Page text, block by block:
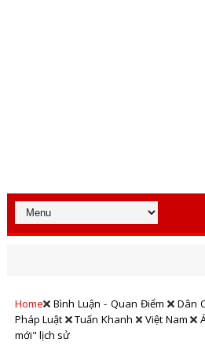
Home Bình Luận - Quan Điểm Dân
Pháp Luật
Tuấn Khanh Việt Nam
mới" lịch sử